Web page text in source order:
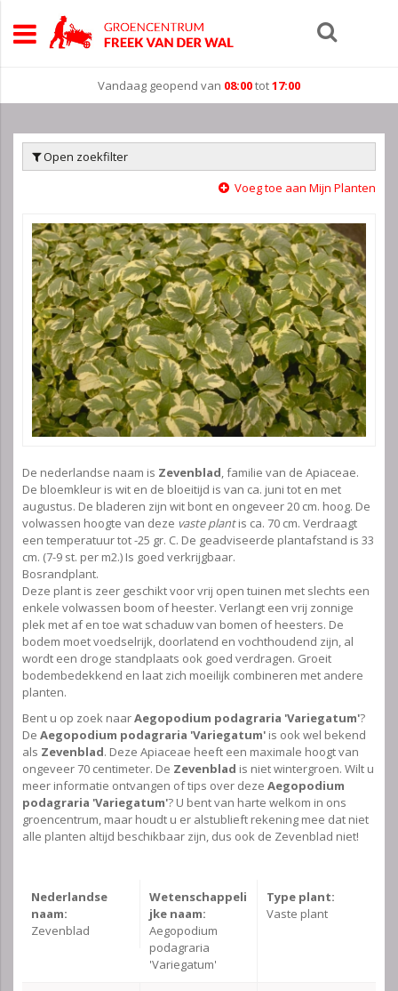
Vandaag geopend van 08:00tot17:00
Open zoekfilter
Voeg toe aan Mijn Planten
De nederlandse naam is Zevenblad, familie van de Apiaceae.
De bloemkleur is wit en de bloeitijd is van ca. juni tot en met
augustus. De bladeren zijn wit bont en ongeveer 20 cm. hoog. De
volwassen hoogte van deze vaste plantis ca. 70 cm. Verdraagt
een temperatuur tot -25 gr. C. De geadviseerde plantafstand is 33
cm. (7-9 st. per m2.) Is goed verkrijgbaar.
Bosrandplant.
Deze plant is zeer geschikt voor vrij open tuinen met slechts een
enkele volwassen boom of heester. Verlangt een vrij zonnige
plek met af en toe wat schaduw van bomen of heesters. De
bodem moet voedselrijk, doorlatend en vochthoudend zijn, al
wordt een droge standplaats ook goed verdragen. Groeit
bodembedekkend en laat zich moeilijk combineren met andere
planten.
Bent u op zoek naarAegopodium podagraria 'Variegatum'?
De Aegopodium podagraria 'Variegatum' is ook wel bekend
als Zevenblad. Deze Apiaceae heeft een maximale hoogt van
ongeveer 70 centimeter. De Zevenblad is niet wintergroen. Wilt u
meer informatie ontvangen of tips over deze Aegopodium
podagraria 'Variegatum'? U bent van harte welkom in ons
groencentrum, maar houdt u er alstublieft rekening mee dat niet
alle planten altijd beschikbaar zijn, dus ook de Zevenblad niet!
Nederlandse
naam:
Zevenblad
Wetenschappeli
jke naam:
Aegopodium
podagraria
'Variegatum'
Type plant:
Vaste plant